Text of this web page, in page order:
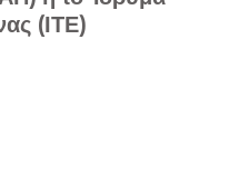
(ΙΤΕ)